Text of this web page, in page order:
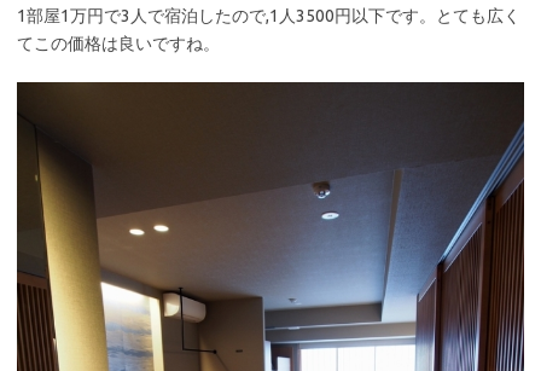
1部屋1万円で3人で宿泊したので,1人3500円以下です。とても広く
てこの価格は良いですね。